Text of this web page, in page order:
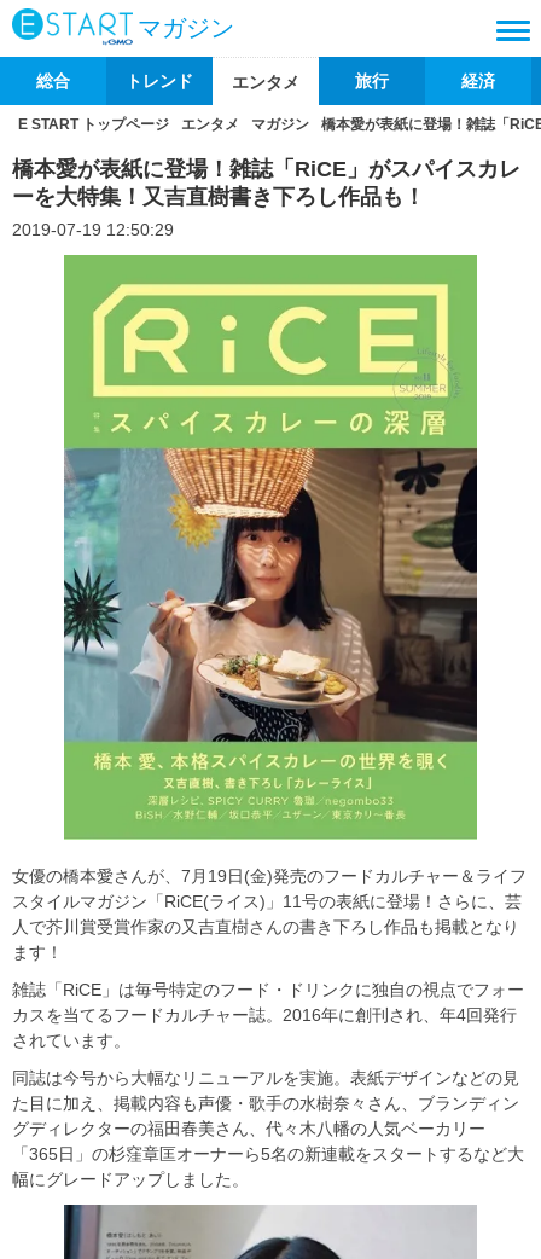
マガジン
総合 トレンド エンタメ 旅行 経済
E START トップページ エンタメ マガジン 橋本愛が表紙に登場！雑誌「
橋本愛が表紙に登場！雑誌「RiCE」がスパイスカレ
ーを大特集！又吉直樹書き下ろし作品も！
2019-07-19 12:50:29
女優の橋本愛さんが、7月19日(金)発売のフードカルチャー＆ライフ
スタイルマガジン「RiCE(ライス)」11号の表紙に登場！さらに、芸
人で芥川賞受賞作家の又吉直樹さんの書き下ろし作品も掲載となり
ます！
雑誌「RiCE」は毎号特定のフード・ドリンクに独自の視点でフォー
カスを当てるフードカルチャー誌。2016年に創刊され、年4回発行
されています。
同誌は今号から大幅なリニューアルを実施。表紙デザインなどの見
た目に加え、掲載内容も声優・歌手の水樹奈々さん、ブランディン
グディレクターの福田春美さん、代々木八幡の人気ベーカリー
「365日」の杉窪章匡オーナーら5名の新連載をスタートするなど大
幅にグレードアップしました。